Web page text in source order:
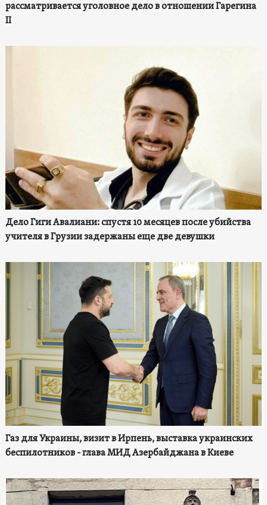
рассматривается уголовное дело в отношении Гарегина
II
Дело Гиги Авалиани: спустя 10 месяцев после убийства
учителя в Грузии задержаны еще две девушки
Газ для Украины, визит в Ирпень, выставка украинских
беспилотников - глава МИД Азербайджана в Киеве